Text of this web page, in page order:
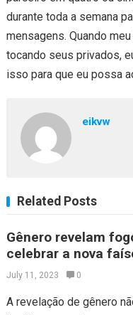
durante toda a semana
mensagens. Quando
tocando seus privados,
isso para que eu possa
eikvw
Related Posts
Gênero revelam
celebrar a nova
July 11, 2023 0
A revelação de gênero